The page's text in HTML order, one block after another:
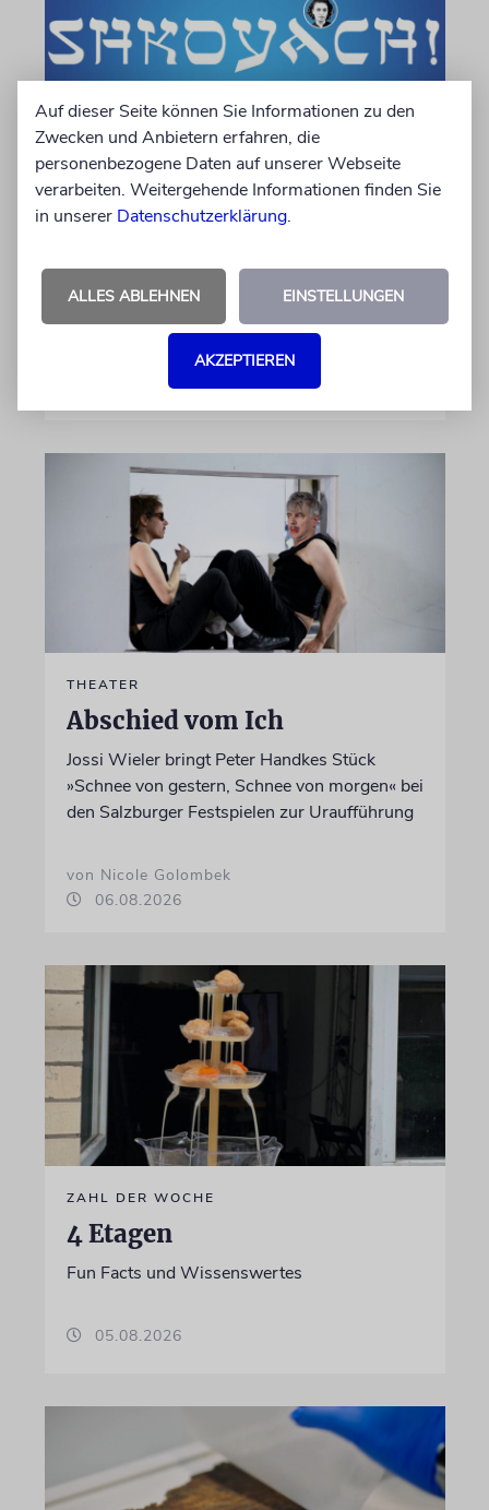
KULTURKOLUMNE
Es gibt keine blöden Fragen
Die schmerzhafte Erinnerung an eine
Gerechte
von Laura Cazés
06.08.2026
THEATER
Abschied vom Ich
Jossi Wieler bringt Peter Handkes Stück
»Schnee von gestern, Schnee von morgen« bei
den Salzburger Festspielen zur Uraufführung
von Nicole Golombek
06.08.2026
ZAHL DER WOCHE
4 Etagen
Fun Facts und Wissenswertes
05.08.2026
Auf dieser Seite können Sie Informationen zu den
Zwecken und Anbietern erfahren, die
personenbezogene Daten auf unserer Webseite
verarbeiten. Weitergehende Informationen finden Sie
in unserer Datenschutzerklärung.
ALLES ABLEHNEN EINSTELLUNGEN
AKZEPTIEREN